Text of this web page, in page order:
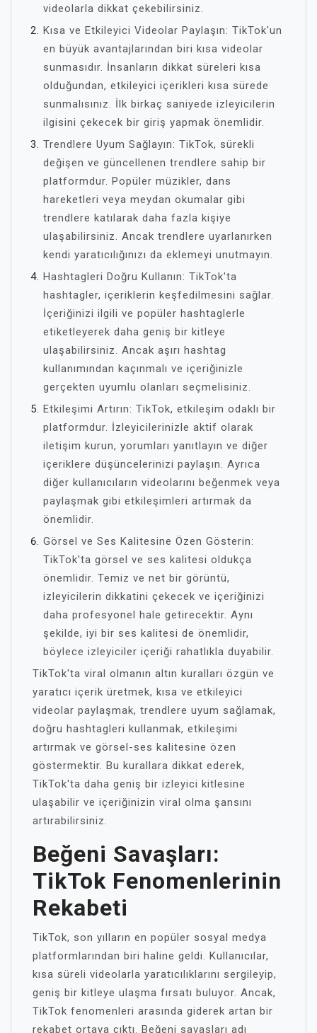
videolarla dikkat çekebilirsiniz.
Kısa ve Etkileyici Videolar Paylaşın: TikTok'un
en büyük avantajlarından biri kısa videolar
sunmasıdır. İnsanların dikkat süreleri kısa
olduğundan, etkileyici içerikleri kısa sürede
sunmalısınız. İlk birkaç saniyede izleyicilerin
ilgisini çekecek bir giriş yapmak önemlidir.
Trendlere Uyum Sağlayın: TikTok, sürekli
değişen ve güncellenen trendlere sahip bir
platformdur. Popüler müzikler, dans
hareketleri veya meydan okumalar gibi
trendlere katılarak daha fazla kişiye
ulaşabilirsiniz. Ancak trendlere uyarlanırken
kendi yaratıcılığınızı da eklemeyi unutmayın.
Hashtagleri Doğru Kullanın: TikTok'ta
hashtagler, içeriklerin keşfedilmesini sağlar.
İçeriğinizi ilgili ve popüler hashtaglerle
etiketleyerek daha geniş bir kitleye
ulaşabilirsiniz. Ancak aşırı hashtag
kullanımından kaçınmalı ve içeriğinizle
gerçekten uyumlu olanları seçmelisiniz.
Etkileşimi Artırın: TikTok, etkileşim odaklı bir
platformdur. İzleyicilerinizle aktif olarak
iletişim kurun, yorumları yanıtlayın ve diğer
içeriklere düşüncelerinizi paylaşın. Ayrıca
diğer kullanıcıların videolarını beğenmek veya
paylaşmak gibi etkileşimleri artırmak da
önemlidir.
Görsel ve Ses Kalitesine Özen Gösterin:
TikTok'ta görsel ve ses kalitesi oldukça
önemlidir. Temiz ve net bir görüntü,
izleyicilerin dikkatini çekecek ve içeriğinizi
daha profesyonel hale getirecektir. Aynı
şekilde, iyi bir ses kalitesi de önemlidir,
böylece izleyiciler içeriği rahatlıkla duyabilir.
TikTok'ta viral olmanın altın kuralları özgün ve
yaratıcı içerik üretmek, kısa ve etkileyici
videolar paylaşmak, trendlere uyum sağlamak,
doğru hashtagleri kullanmak, etkileşimi
artırmak ve görsel-ses kalitesine özen
göstermektir. Bu kurallara dikkat ederek,
TikTok'ta daha geniş bir izleyici kitlesine
ulaşabilir ve içeriğinizin viral olma şansını
artırabilirsiniz.
Beğeni Savaşları:
TikTok Fenomenlerinin
Rekabeti
TikTok, son yılların en popüler sosyal medya
platformlarından biri haline geldi. Kullanıcılar,
kısa süreli videolarla yaratıcılıklarını sergileyip,
geniş bir kitleye ulaşma fırsatı buluyor. Ancak,
TikTok fenomenleri arasında giderek artan bir
rekabet ortaya çıktı. Beğeni savaşları adı